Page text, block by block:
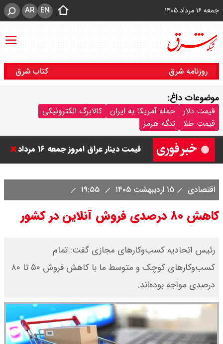
جمعه ۱۶ مرداد ۱۴۰۵ EN
AR
روزنامه شرق کتاب شرق
موضوعات داغ:
قیمت دلار حمله آمریکا به ایران
کالابرگ الکترونیکی
قیمت طلا
تنگه هرمز
قیمت دینار عراق امروز جمعه ۱۶ مرداد
۱۴۰۵ اعلام شد/ کاهش قیمت سکه
۱۴۰۵/ صعود طلا ادامه‌دار شد
۱۴۰۵ اعلام شد/ طلا بر مدار صعود
اقتصادی ۱۵ اردیبهشت ۱۴۰۵
کاهش ۸۰ درصدی فروش آنلاین در کشور
رئیس اتحادیه کسب‌وکار‌های مجازی گفت: تمام
کسب‌وکار‌های کوچک و متوسط ما با کاهش فروش ۵۰ تا ۸۰
درصدی مواجه بوده‌اند.